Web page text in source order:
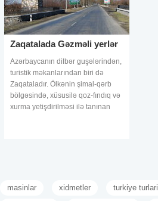
Zaqatalada Gəzməli yerlər
Azərbaycanın dilbər guşələrindən,
turistik məkanlarından biri də
Zaqataladır. Ölkənin şimal-qərb
bölgəsində, xüsusilə qoz-fındıq və
xurma yetişdirilməsi ilə tanınan
masinlar xidmetler turkiye turlari